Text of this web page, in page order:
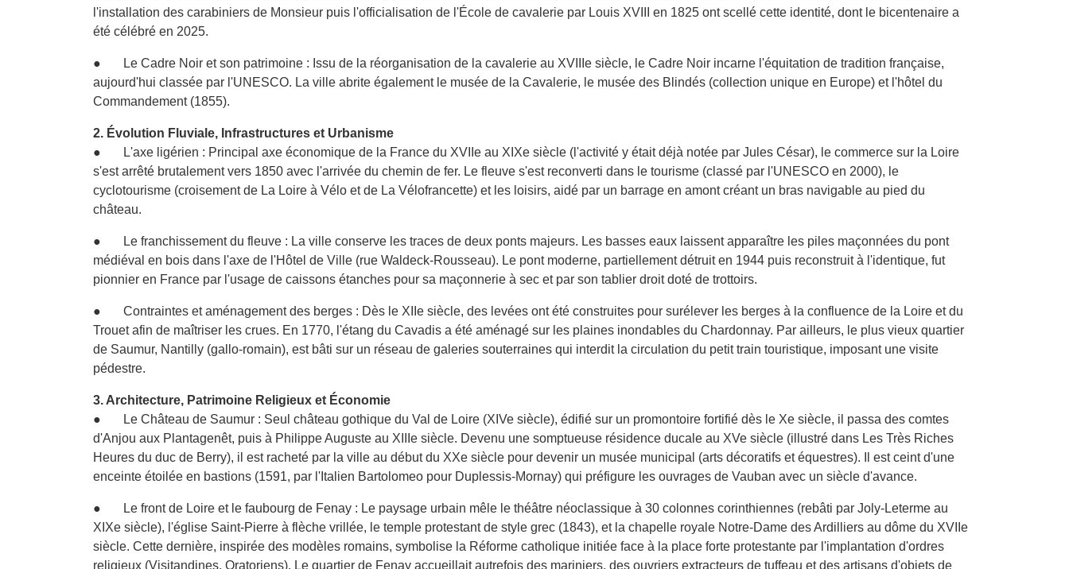
l'installation des carabiniers de Monsieur puis l'officialisation de l'École de cavalerie par Louis XVIII en 1825 ont scellé cette identité, dont le bicentenaire a
été célébré en 2025.
● Le Cadre Noir et son patrimoine : Issu de la réorganisation de la cavalerie au XVIIIe siècle, le Cadre Noir incarne l'équitation de tradition française,
aujourd'hui classée par l'UNESCO. La ville abrite également le musée de la Cavalerie, le musée des Blindés (collection unique en Europe) et l'hôtel du
Commandement (1855).
2. Évolution Fluviale, Infrastructures et Urbanisme
● L'axe ligérien : Principal axe économique de la France du XVIIe au XIXe siècle (l'activité y était déjà notée par Jules César), le commerce sur la Loire
s'est arrêté brutalement vers 1850 avec l'arrivée du chemin de fer. Le fleuve s'est reconverti dans le tourisme (classé par l'UNESCO en 2000), le
cyclotourisme (croisement de La Loire à Vélo et de La Vélofrancette) et les loisirs, aidé par un barrage en amont créant un bras navigable au pied du
château.
● Le franchissement du fleuve : La ville conserve les traces de deux ponts majeurs. Les basses eaux laissent apparaître les piles maçonnées du pont
médiéval en bois dans l'axe de l'Hôtel de Ville (rue Waldeck-Rousseau). Le pont moderne, partiellement détruit en 1944 puis reconstruit à l'identique, fut
pionnier en France par l'usage de caissons étanches pour sa maçonnerie à sec et par son tablier droit doté de trottoirs.
● Contraintes et aménagement des berges : Dès le XIIe siècle, des levées ont été construites pour surélever les berges à la confluence de la Loire et du
Trouet afin de maîtriser les crues. En 1770, l'étang du Cavadis a été aménagé sur les plaines inondables du Chardonnay. Par ailleurs, le plus vieux quartier
de Saumur, Nantilly (gallo-romain), est bâti sur un réseau de galeries souterraines qui interdit la circulation du petit train touristique, imposant une visite
pédestre.
3. Architecture, Patrimoine Religieux et Économie
● Le Château de Saumur : Seul château gothique du Val de Loire (XIVe siècle), édifié sur un promontoire fortifié dès le Xe siècle, il passa des comtes
d'Anjou aux Plantagenêt, puis à Philippe Auguste au XIIIe siècle. Devenu une somptueuse résidence ducale au XVe siècle (illustré dans Les Très Riches
Heures du duc de Berry), il est racheté par la ville au début du XXe siècle pour devenir un musée municipal (arts décoratifs et équestres). Il est ceint d'une
enceinte étoilée en bastions (1591, par l'Italien Bartolomeo pour Duplessis-Mornay) qui préfigure les ouvrages de Vauban avec un siècle d'avance.
● Le front de Loire et le faubourg de Fenay : Le paysage urbain mêle le théâtre néoclassique à 30 colonnes corinthiennes (rebâti par Joly-Leterme au
XIXe siècle), l'église Saint-Pierre à flèche vrillée, le temple protestant de style grec (1843), et la chapelle royale Notre-Dame des Ardilliers au dôme du XVIIe
siècle. Cette dernière, inspirée des modèles romains, symbolise la Réforme catholique initiée face à la place forte protestante par l'implantation d'ordres
religieux (Visitandines, Oratoriens). Le quartier de Fenay accueillait autrefois des mariniers, des ouvriers extracteurs de tuffeau et des artisans d'objets de